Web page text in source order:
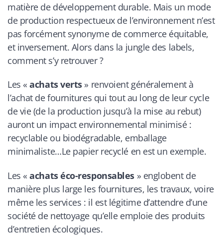
matière de développement durable. Mais un mode
de production respectueux de l’environnement n’est
pas forcément synonyme de commerce équitable,
et inversement. Alors dans la jungle des labels,
comment s’y retrouver ?
Les «achats verts» renvoient généralement à
l’achat de fournitures qui tout au long de leur cycle
de vie (de la production jusqu’à la mise au rebut)
auront un impact environnemental minimisé :
recyclable ou biodégradable, emballage
minimaliste…Le papier recyclé en est un exemple.
Les «achats éco-responsables» englobent de
manière plus large les fournitures, les travaux, voire
même les services : il est légitime d’attendre d’une
société de nettoyage qu’elle emploie des produits
d’entretien écologiques.